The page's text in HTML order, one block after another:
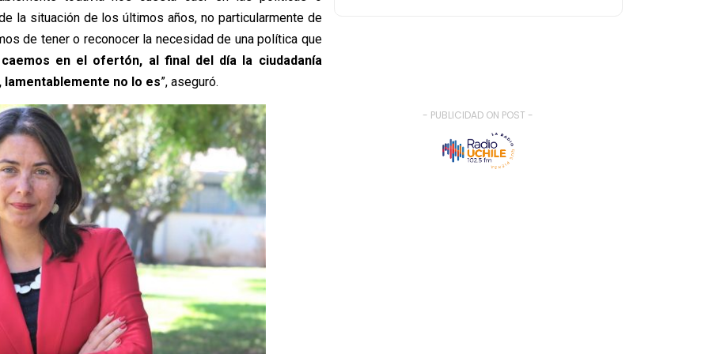
la situación de los últimos años, no particularmente de
de tener o reconocer la necesidad de una política que
en el ofertón, al final del día la ciudadanía
no lo es”, aseguró.
- PUBLICIDAD ON POST -